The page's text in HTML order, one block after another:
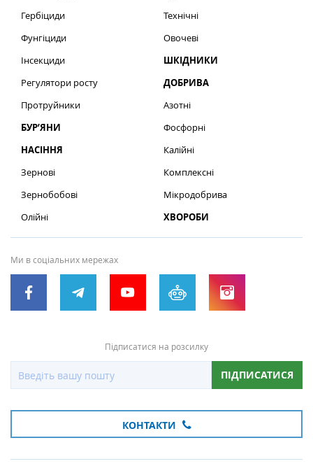
Гербіциди
Фунгіциди
Інсекциди
Регулятори росту
Протруйники
БУР’ЯНИ
НАСІННЯ
Зернові
Зернобобові
Олійні
Технічні
Овочеві
ШКІДНИКИ
ДОБРИВА
Азотні
Фосфорні
Калійні
Комплексні
Мікродобрива
ХВОРОБИ
Ми в соціальних мережах
Підписатися на розсилку
ПІДПИСАТИСЯ
КОНТАКТИ